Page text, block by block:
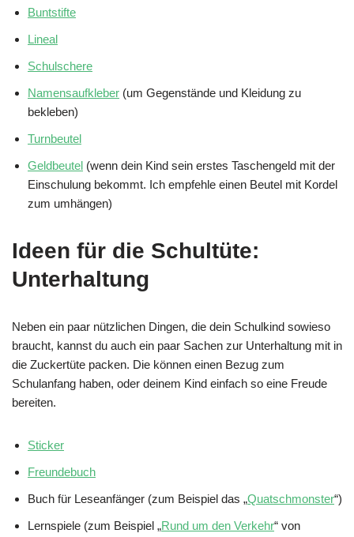
Buntstifte
Lineal
Schulschere
Namensaufkleber (um Gegenstände und Kleidung zu
bekleben)
Turnbeutel
Geldbeutel (wenn dein Kind sein erstes Taschengeld mit der
Einschulung bekommt. Ich empfehle einen Beutel mit Kordel
zum umhängen)
Ideen für die Schultüte:
Unterhaltung
Neben ein paar nützlichen Dingen, die dein Schulkind sowieso
braucht, kannst du auch ein paar Sachen zur Unterhaltung mit in
die Zuckertüte packen. Die können einen Bezug zum
Schulanfang haben, oder deinem Kind einfach so eine Freude
bereiten.
Sticker
Freundebuch
Buch für Leseanfänger (zum Beispiel das „Quatschmonster“)
Lernspiele (zum Beispiel „Rund um den Verkehr“ von